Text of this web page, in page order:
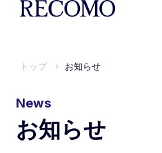
トップ お知らせ
News
お知らせ